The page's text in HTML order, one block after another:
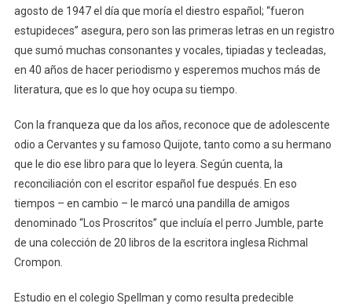
agosto de 1947 el día que moría el diestro español; “fueron
estupideces” asegura, pero son las primeras letras en un registro
que sumó muchas consonantes y vocales, tipiadas y tecleadas,
en 40 años de hacer periodismo y esperemos muchos más de
literatura, que es lo que hoy ocupa su tiempo.
Con la franqueza que da los años, reconoce que de adolescente
odio a Cervantes y su famoso Quijote, tanto como a su hermano
que le dio ese libro para que lo leyera. Según cuenta, la
reconciliación con el escritor español fue después. En eso
tiempos – en cambio – le marcó una pandilla de amigos
denominado “Los Proscritos” que incluía el perro Jumble, parte
de una colección de 20 libros de la escritora inglesa Richmal
Crompon.
Estudio en el colegio Spellman y como resulta predecible